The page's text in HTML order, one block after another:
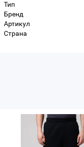
Тип
Бренд
Артикул
Страна